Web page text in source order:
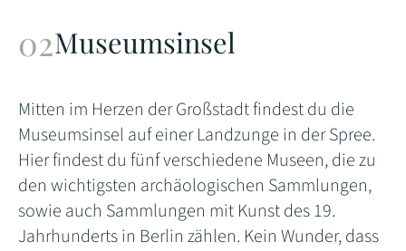
Museumsinsel
Mitten im Herzen der Großstadt findest du die
Museumsinsel auf einer Landzunge in der Spree.
Hier findest du fünf verschiedene Museen, die zu
den wichtigsten archäologischen Sammlungen,
sowie auch Sammlungen mit Kunst des 19.
Jahrhunderts in Berlin zählen. Kein Wunder, dass